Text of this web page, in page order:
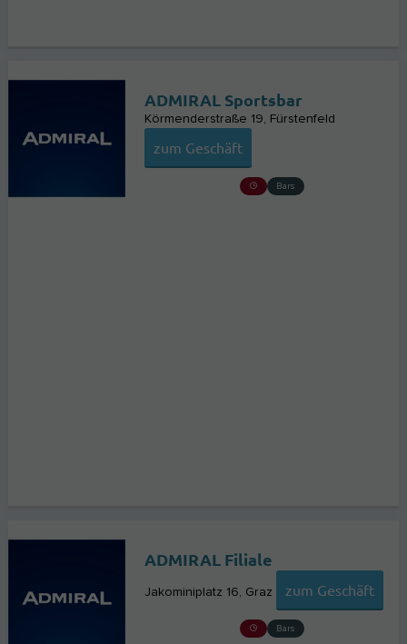
ADMIRAL Sportsbar
Körmenderstraße 19 Fürstenfeld
zum Geschäft
Bars
ADMIRAL Filiale
Jakominiplatz 16 Graz zum Geschäft
Bars